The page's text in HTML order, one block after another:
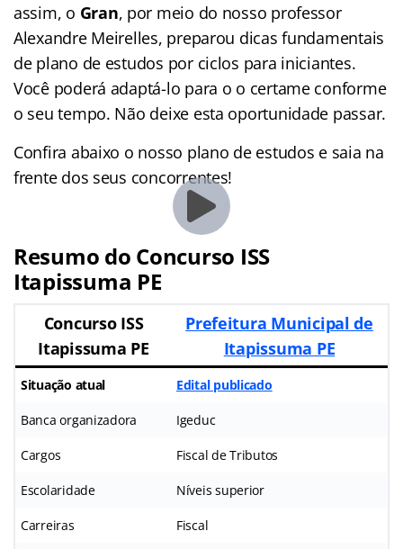
assim, o Gran, por meio do nosso professor
Alexandre Meirelles, preparou dicas fundamentais
de plano de estudos por ciclos para iniciantes.
Você poderá adaptá-lo para o o certame conforme
o seu tempo. Não deixe esta oportunidade passar.
Confira abaixo o nosso plano de estudos e saia na
frente dos seus concorrentes!
Resumo do Concurso ISS
Itapissuma PE
Concurso ISS
Itapissuma PE
Prefeitura Municipal de
Itapissuma PE
Situação atual Edital publicado
Banca organizadora Igeduc
Cargos Fiscal de Tributos
Escolaridade Níveis superior
Carreiras Fiscal